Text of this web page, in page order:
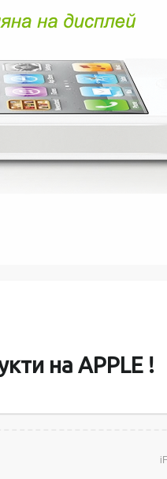
iFix е бърз и качествен
преносими машини като
поправяме
на APPLE !